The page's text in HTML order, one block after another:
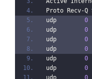
Proto
udp 0
udp 0
udp 0
udp 0
udp 0
udp 0